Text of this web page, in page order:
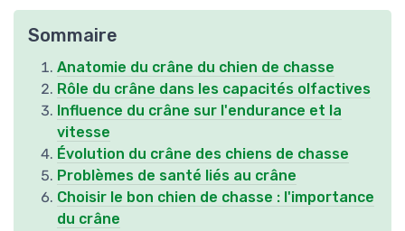
Sommaire
Anatomie du crâne du chien de chasse
Rôle du crâne dans les capacités olfactives
Influence du crâne sur l'endurance et la
vitesse
Évolution du crâne des chiens de chasse
Problèmes de santé liés au crâne
Choisir le bon chien de chasse : l'importance
du crâne